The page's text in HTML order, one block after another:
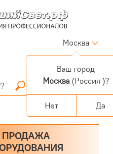
Москва
Войти
Регистрация
Персональный раздел
ПРОДАЖА
Ваш город
Москва(Россия )?
Нет Да